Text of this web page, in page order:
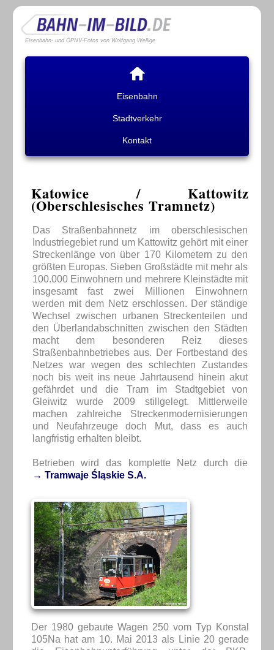
Eisenbahn- und ÖPNV-Fotos von Wolfgang Wellige
Eisenbahn
Stadtverkehr
Kontakt
Katowice / Kattowitz
(Oberschlesisches Tramnetz)
Das Straßenbahnnetz im oberschlesischen
Industriegebiet rund um Kattowitz gehört mit einer
Streckenlänge von über 170 Kilometern zu den
größten Europas. Sieben Großstädte mit mehr als
100.000 Einwohnern und mehrere Kleinstädte mit
insgesamt fast zwei Millionen Einwohnern
werden mit dem Netz erschlossen. Der ständige
Wechsel zwischen urbanen Streckenteilen und
den Überlandabschnitten zwischen den Städten
macht dem besonderen Reiz dieses
Straßenbahnbetriebes aus. Der Fortbestand des
Netzes war wegen des schlechten Zustandes
noch bis weit ins neue Jahrtausend hinein akut
gefährdet und die Tram im Stadtgebiet von
Gleiwitz wurde 2009 stillgelegt. Mittlerweile
machen zahlreiche Streckenmodernisierungen
und Neufahrzeuge doch Mut, dass es auch
langfristig erhalten bleibt.
Betrieben wird das komplette Netz durch die
→ Tramwaje Śląskie S.A.
Der 1980 gebaute Wagen 250 vom Typ Konstal
105Na hat am 10. Mai 2013 als Linie 20 gerade